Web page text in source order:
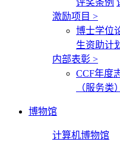
评奖条例
激励项目 >
博士学位
生资助计
内部表彰 >
CCF年度
（服务类）
博物馆
计算机博物馆